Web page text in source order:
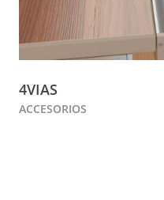
4VIAS
ACCESORIOS